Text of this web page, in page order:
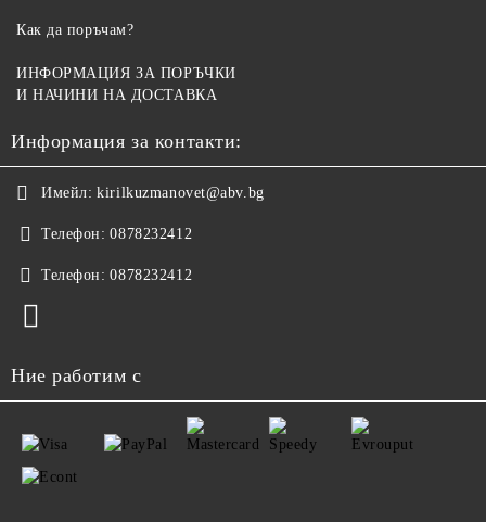
Как да поръчам?
ИНФОРМАЦИЯ ЗА ПОРЪЧКИ
И НАЧИНИ НА ДОСТАВКА
Информация за контакти:
Имейл: kirilkuzmanovet@abv.bg
Телефон: 0878232412
Телефон: 0878232412
Ние работим с